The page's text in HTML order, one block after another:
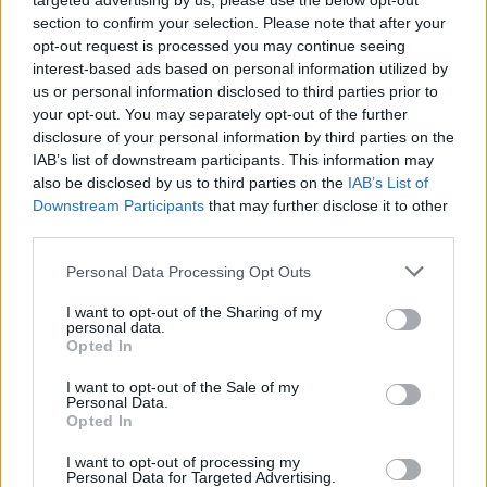
section to confirm your selection. Please note that after your
opt-out request is processed you may continue seeing
interest-based ads based on personal information utilized by
us or personal information disclosed to third parties prior to
your opt-out. You may separately opt-out of the further
disclosure of your personal information by third parties on the
IAB’s list of downstream participants. This information may
also be disclosed by us to third parties on the IAB’s List of
Downstream Participants that may further disclose it to other
Personal Data Processing Opt Outs
I want to opt-out of the Sharing of my
personal data.
Opted In
I want to opt-out of the Sale of my
Personal Data.
Opted In
I want to opt-out of processing my
Personal Data for Targeted Advertising.
La rinuncia per i figli: “Allenare richiede il
100%”
Volevo fare l’allenatore ed ero sulla buona strada“, ha
confessato a cuore aperto l’ex capitano dello United.
Stavo quasi per ottenere la licenza UEFA quando mia
moglie è morta e questo ha rovinato tutto. Ha lasciato
tre figli piccoli, quindi ho dovuto rinunciare
immediatamente. Essere un manager significa essere
concentrato al 100%, 24 ore su 24, e in quel momento non
contemporaneamente”.
La tragica scomparsa della moglie Rebecca, avvenuta nel
2015 a causa di un tumore aggressivo a soli 34 anni, ha
alla necessità di fare da padre e da madre ai suoi tre
bambini, l’ex difensore ha scelto di mettere totalmente da
parte le proprie ambizioni sul campo, preferendo un ruolo
da opinionista (diventando negli anni il volto di punta di